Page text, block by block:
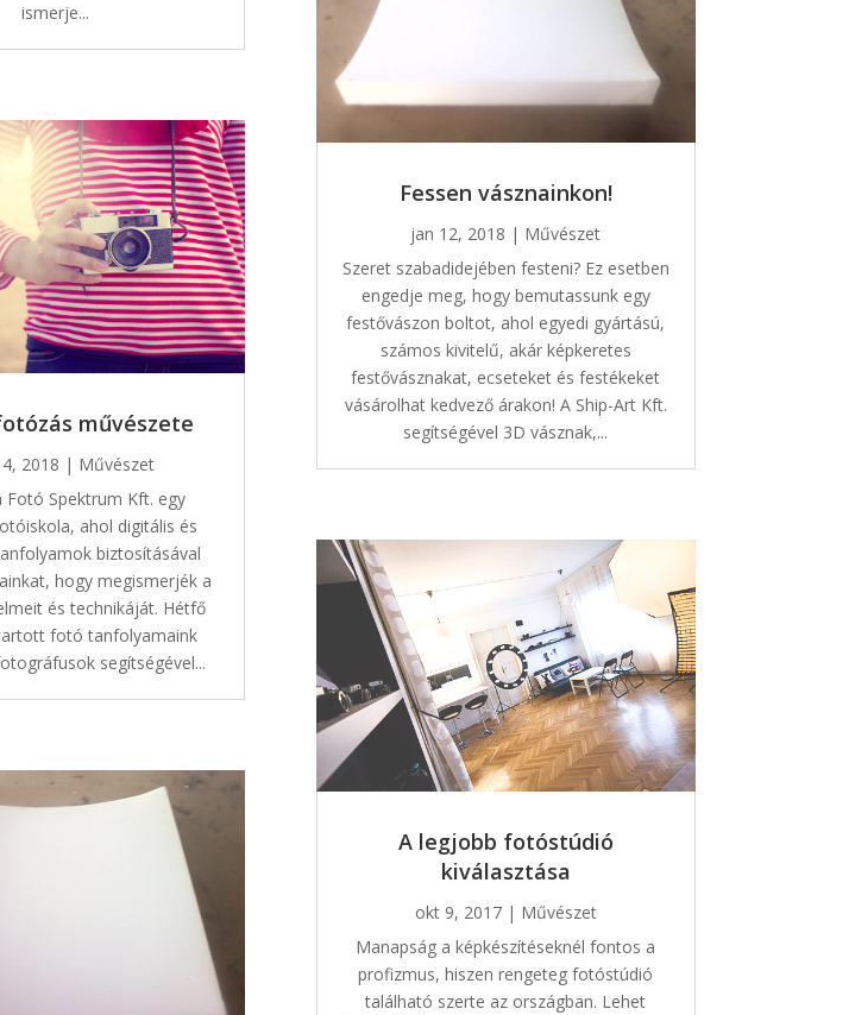
ismerje...
művészete
2018 | Művészet
Fotó Spektrum Kft. egy
ahol digitális és
biztosításával
hogy megismerjék a
és technikáját. Hétfő
fotó tanfolyamaink
segítségével...
Fessen vásznainkon!
jan 12, 2018 | Művészet
Szeret szabadidejében festeni? Ez esetben
engedje meg, hogy bemutassunk egy
festővászon boltot, ahol egyedi gyártású,
számos kivitelű, akár képkeretes
festővásznakat, ecseteket és festékeket
vásárolhat kedvező árakon! A Ship-Art Kft.
segítségével 3D vásznak,...
A legjobb fotóstúdió
kiválasztása
okt 9, 2017| Művészet
Manapság a képkészítéseknél fontos a
profizmus, hiszen rengeteg fotóstúdió
található szerte az országban. Lehet